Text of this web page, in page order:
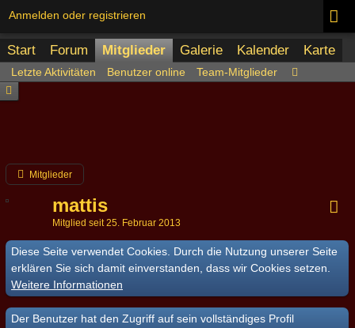
Anmelden oder registrieren
Start Forum Mitglieder Galerie Kalender Karte
Letzte Aktivitäten Benutzer online Team-Mitglieder
Mitglieder
mattis
Mitglied seit 25. Februar 2013
Diese Seite verwendet Cookies. Durch die Nutzung unserer Seite
erklären Sie sich damit einverstanden, dass wir Cookies setzen.
Weitere Informationen
Der Benutzer hat den Zugriff auf sein vollständiges Profil